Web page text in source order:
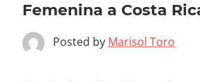
Femenina a Costa
Posted by Marisol Toro